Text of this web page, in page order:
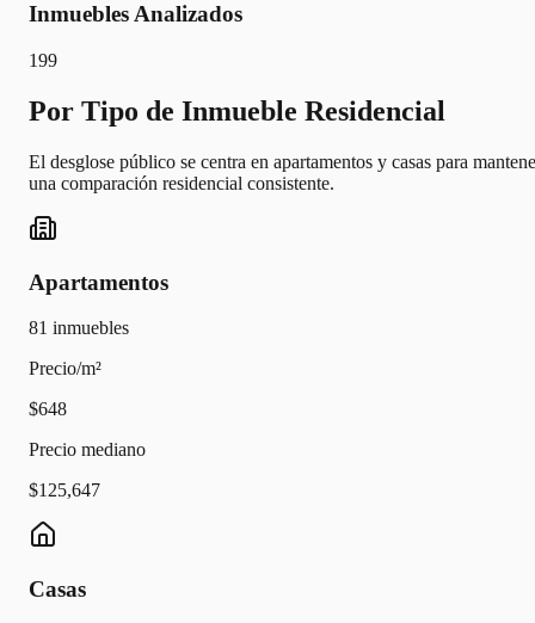
Inmuebles Analizados
199
Por Tipo de Inmueble Residencial
El desglose público se centra en apartamentos y casas para
una comparación residencial consistente.
Apartamentos
81 inmuebles
Precio/m²
$648
Precio mediano
$125,647
Casas